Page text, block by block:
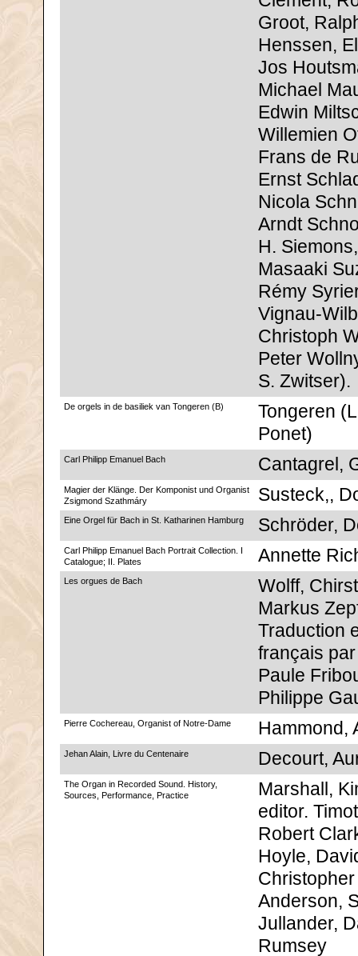
Groot,
Henssen,
Jos
Michael
Edwin
Willemien
Frans de
Ernst
Nicola
Arndt
H. Siemons,
Masaaki
Rémy
Vignau-
Christoph
Peter
S. Zwitser).
De orgels in de basiliek van Tongeren (B)
Tongeren
Ponet)
Carl Philipp Emanuel Bach Cantagrel,
Magier der Klänge. Der Komponist und Organist
Zsigmond Szathmáry
Susteck,,
Eine Orgel für Bach in St. Katharinen Hamburg Schröder,
Carl Philipp Emanuel Bach Portrait Collection. I
Catalogue; II. Plates
Annette
Les orgues de Bach
Wolff,
Markus
Traduction
français
Paule
Philippe
Pierre Cochereau, Organist of Notre-Dame Hammond,
Jehan Alain, Livre du Centenaire Decourt,
The Organ in Recorded Sound. History,
Sources, Performance, Practice
Marshall,
editor.
Robert
Hoyle,
Christopher
Anderson,
Jullander,
Rumsey